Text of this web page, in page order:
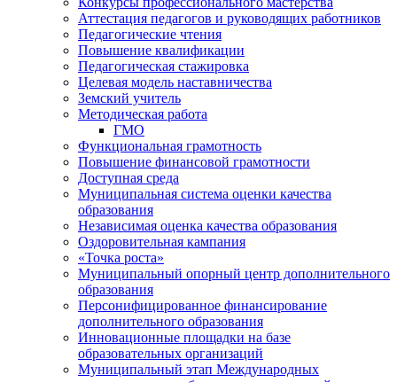
Аттестация педагогов и руководящих работников
Педагогические чтения
Повышение квалификации
Педагогическая стажировка
Целевая модель наставничества
Земский учитель
Методическая работа
ГМО
Функциональная грамотность
Повышение финансовой грамотности
Доступная среда
Муниципальная система оценки качества
образования
Независимая оценка качества образования
Оздоровительная кампания
«Точка роста»
Муниципальный опорный центр дополнительного
образования
Персонифицированное финансирование
дополнительного образования
Инновационные площадки на базе
образовательных организаций
Муниципальный этап Международных